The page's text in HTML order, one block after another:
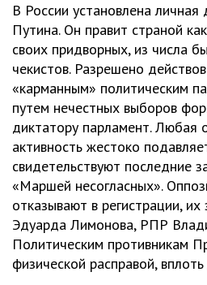
В России установлена
Путина. Он правит страной
своих придворных, из числа
чекистов. Разрешено
«карманным» политическим
путем нечестных выборов
диктатору парламент. Любая
активность жестоко
свидетельствуют последние
«Маршей несогласных».
отказывают в регистрации,
Эдуарда Лимонова, РПР
Политическим противникам
физической расправой,